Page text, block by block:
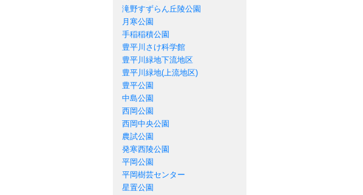
滝野すずらん丘陵公園
月寒公園
手稲稲積公園
豊平川さけ科学館
豊平川緑地下流地区
豊平川緑地(上流地区)
豊平公園
中島公園
西岡公園
西岡中央公園
農試公園
発寒西陵公園
平岡公園
平岡樹芸センター
星置公園